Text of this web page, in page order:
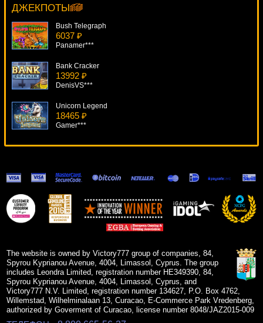
ДЖЕКПОТЫ
Serg***
Bush Telegraph
6037 ₽
Panamer***
Bank Cracker
13992 ₽
DenisVS***
Unicorn Legend
18465 ₽
Gamer***
Irish Eyes
8610 ₽
tank***
Ghouls Gold
The website is owned by Victory777 group of companies, 84,
Spyrou Kyprianou Avenue, 4004, Limassol, Cyprus. The group
includes Leondra Limited, registration number HE349390, 84,
Spyrou Kyprianou Avenue, 4004, Limassol, Cyprus, and
Victory777 N.V. Limited, registration number 134627, P.O. Box 4762,
Willemstad, Wilhelminalaan 13, Curacao, E-Commerce Park Vredenberg,
authorized by Goverment of Curacao, license number 8048/JAZ2015-009